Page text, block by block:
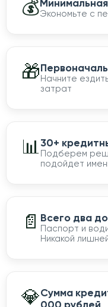
💰Экономьте с
🎁Начните
затрат
📊30+
Подберем
подойдет
📄 Всего два
Паспорт и
Никакой
💎Сумма